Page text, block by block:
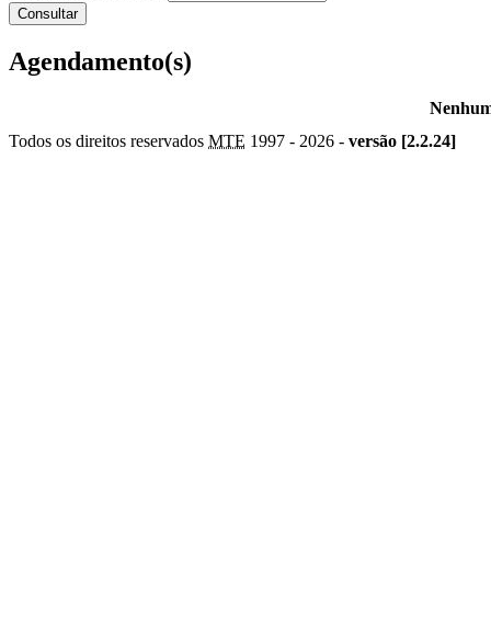
Agendamento(s)
Todos os direitos reservados MTE 1997 - 2026 - versão [2.2.24]